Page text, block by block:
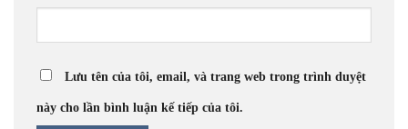
Lưu tên của tôi, email, và trang web trong trình duyệt
này cho lần bình luận kế tiếp của tôi.